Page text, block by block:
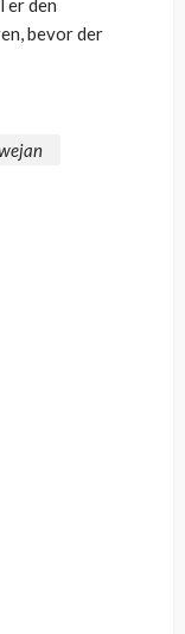
er den
bevor der